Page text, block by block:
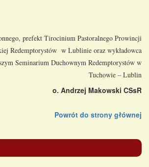
prefekt Tirocinium Pastoralnego Prowincji
Redemptorystów w Lublinie oraz wykładowca
Seminarium Duchownym Redemptorystów w
Tuchowie – Lublin
o. Andrzej Makowski CSsR
Powrót do strony głównej